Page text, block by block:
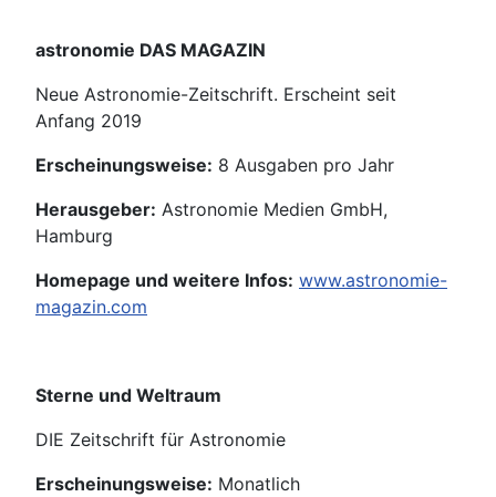
astronomie DAS MAGAZIN
Neue Astronomie-Zeitschrift. Erscheint seit
Anfang 2019
Erscheinungsweise: 8 Ausgaben pro Jahr
Herausgeber: Astronomie Medien GmbH,
Hamburg
Homepage und weitere Infos: www.astronomie-
magazin.com
Sterne und Weltraum
DIE Zeitschrift für Astronomie
Erscheinungsweise: Monatlich